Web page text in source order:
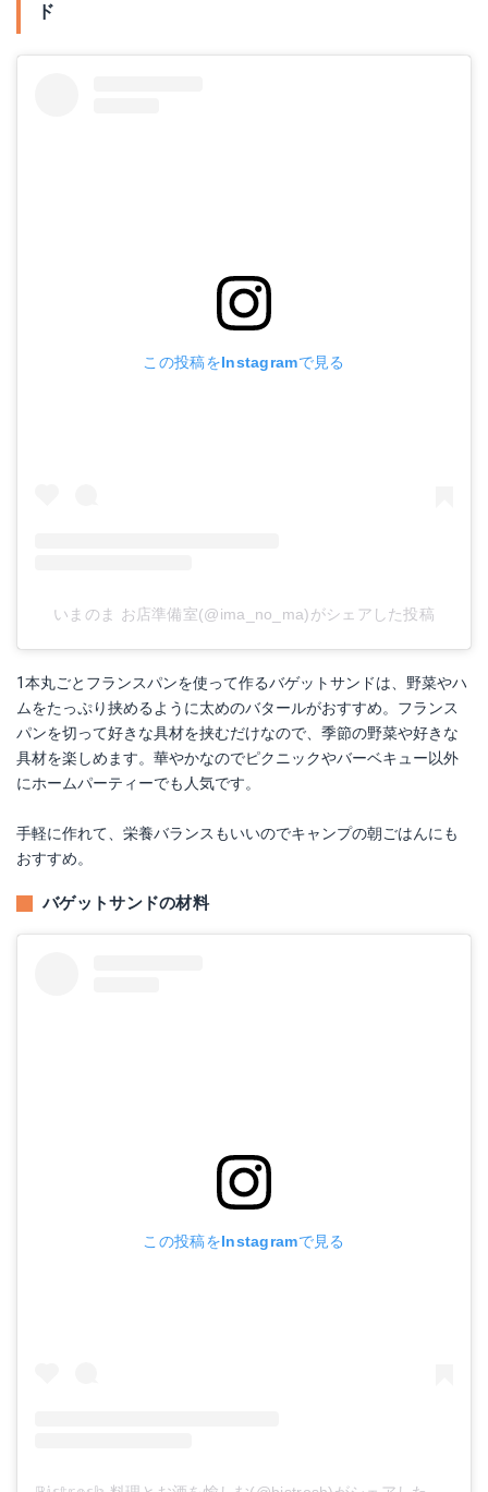
ド
この投稿をInstagramで見る
いまのま お店準備室(@ima_no_ma)がシェアした投稿
1本丸ごとフランスパンを使って作るバゲットサンドは、野菜やハ
ムをたっぷり挟めるように太めのバタールがおすすめ。フランス
パンを切って好きな具材を挟むだけなので、季節の野菜や好きな
具材を楽しめます。華やかなのでピクニックやバーベキュー以外
にホームパーティーでも人気です。
手軽に作れて、栄養バランスもいいのでキャンプの朝ごはんにも
おすすめ。
バゲットサンドの材料
この投稿をInstagramで見る